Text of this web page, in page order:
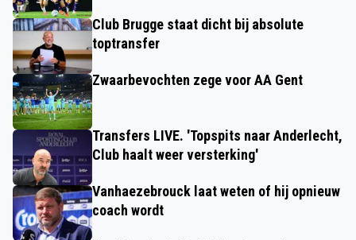
Club Brugge staat dicht bij absolute
toptransfer
Zwaarbevochten zege voor AA Gent
Transfers LIVE. 'Topspits naar Anderlecht,
Club haalt weer versterking'
Vanhaezebrouck laat weten of hij opnieuw
coach wordt